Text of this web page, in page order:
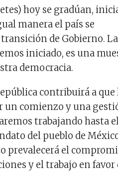
hoy se gradúan,
manera el país se
de Gobierno. La
iniciado, es una
democracia.
contribuirá a que
comienzo y una
trabajando hasta
del pueblo de
prevalecerá el
y el trabajo en favor